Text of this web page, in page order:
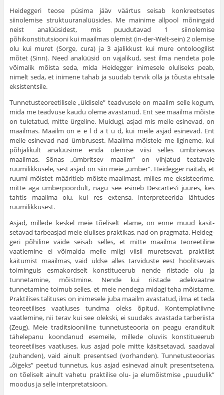
Heideggeri teose püsima jääv väärtus seisab konkreetsetes
siinolemise struktuuranalüüsides. Me mainime allpool mõningaid
neist analüüsidest, mis puudutavad 1 siinolemise
põhikonstitutsiooni kui maailmas olemist (in-der-Welt-sein) 2 olemise
olu kui muret (Sorge, cura) ja 3 ajalikkust kui mure ontoloogilist
mõtet (Sinn). Need analüüsid on vajalikud, sest ilma nendeta pole
võimalik mõista seda, mida Heidegger inimesele oluliseks peab,
nimelt seda, et inimene tahab ja suudab tervik olla ja tõusta ehtsale
eksistentsile.
Tunnetusteoreetilisele „üldisele” teadvusele on maailm selle ko­gum,
mida me teadvuse kaudu oleme avastanud. Ent see maailma mõiste
on tuletatud, mitte ürgeline. Muidugi, asjad mis meile esine­vad, on
maailmas. Maailm on e e l d a t u d, kui meile asjad esinevad. Ent
meile esinevad nad ümbrusest. Maailma mõistele me ligineme, kui
põhjalikult analüüsime enda olemise viisi selles ümbrisevas
maailmas. Sõnas „ümbritsev maailm” on vihjatud teatavale
ruumilikkusele, sest asjad on siin meie „ümber”. Heidegger näitab, et
ruumi mõistet määritleb mõiste maailmast, milles me eksisteerime,
mitte aga ümberpöördult, nagu see esineb Descartes’i juures, kes
tah­tis maailma olu, kui res extensa, interpreteerida lähtudes
ruumilik­kusest.
Asjad, millede keskel meie tõeliselt elame, on enne muud käsit­
setavad tarbeasjad meie elulises praktikas, nad on pragmata. Heideg­
geri põhiline väide seisab selles, et mitte maailma teoreetiline
vaatlemine ei võimalda meile milgi viisil muretsevat, praktilist
käitumist maailmas, vaid üldse alles tarviduste eest hoolitsevais
toiminguis esmakordselt konstitueerub nende riistade olu ja
tunnetamine, mõist­mine. Nende kui riistade adekvaatne
tunnetamine toimub selles, et meie nendega midagi teha mõistame.
Praktilises talituses on inime­sele juba maailm avastatud, ilma et teda
teoreetilises vaatluses tundma oleks õpitud. Kontemplatiivne
vaatlemine, nii terav kui see olekski, ei suudaks avastada tarberiista
(Zeug). Meie traditsiooniline tun­netusteooria on peagu eranditult
tähelepanu koondanud esemeile, millede oluviis konstitueerub
teoreetilises vaatluses, kus asjad pole mitte käsitsetavad, saadaval
(zuhanden), vaid ainult presentsed (vorhanden). Tunnetusteoorias
„õigeks” peetud tunnetus, kus asjad esine­vad ainult presentsetena,
on tõeliselt ainult vahetu praktilise olu- ja elumõistmise „puudulik”
moodus ja selle interpretatsioon.